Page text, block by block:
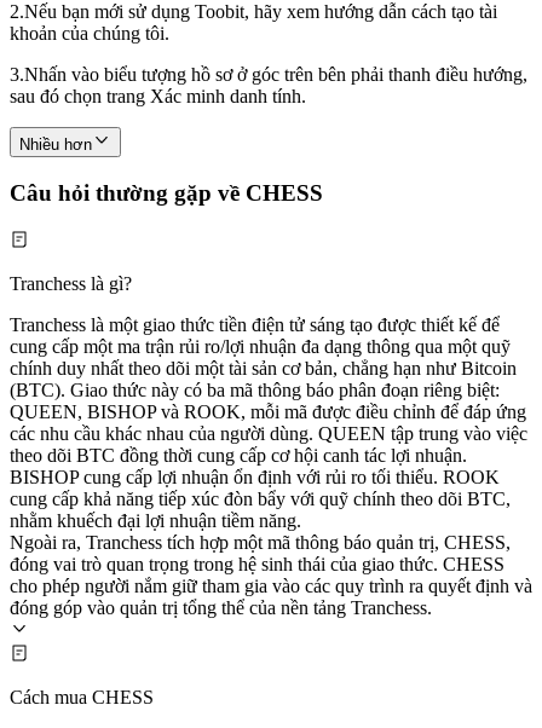
2.Nếu bạn mới sử dụng Toobit, hãy xem hướng dẫn cách tạo tài
khoản của chúng tôi.
3.Nhấn vào biểu tượng hồ sơ ở góc trên bên phải thanh điều hướng,
sau đó chọn trang Xác minh danh tính.
Nhiều hơn
Câu hỏi thường gặp về CHESS
Tranchess là gì?
Tranchess là một giao thức tiền điện tử sáng tạo được thiết kế để
cung cấp một ma trận rủi ro/lợi nhuận đa dạng thông qua một quỹ
chính duy nhất theo dõi một tài sản cơ bản, chẳng hạn như Bitcoin
(BTC). Giao thức này có ba mã thông báo phân đoạn riêng biệt:
QUEEN, BISHOP và ROOK, mỗi mã được điều chỉnh để đáp ứng
các nhu cầu khác nhau của người dùng. QUEEN tập trung vào việc
theo dõi BTC đồng thời cung cấp cơ hội canh tác lợi nhuận.
BISHOP cung cấp lợi nhuận ổn định với rủi ro tối thiểu. ROOK
cung cấp khả năng tiếp xúc đòn bẩy với quỹ chính theo dõi BTC,
nhằm khuếch đại lợi nhuận tiềm năng.
Ngoài ra, Tranchess tích hợp một mã thông báo quản trị, CHESS,
đóng vai trò quan trọng trong hệ sinh thái của giao thức. CHESS
cho phép người nắm giữ tham gia vào các quy trình ra quyết định và
đóng góp vào quản trị tổng thể của nền tảng Tranchess.
Cách mua CHESS